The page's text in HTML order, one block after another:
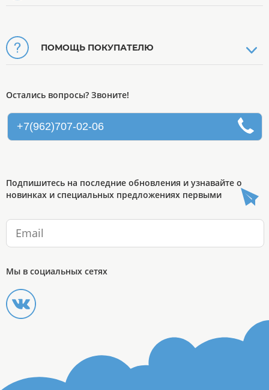
ПОМОЩЬ ПОКУПАТЕЛЮ
Остались вопросы? Звоните!
+7(962)707-02-06
Подпишитесь на последние обновления и узнавайте о
новинках и специальных предложениях первыми
Мы в социальных сетях